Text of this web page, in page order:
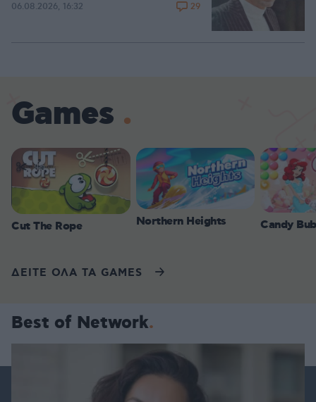
06.08.2026, 16:32 29
Games
Cut The Rope Northern Heights Candy
ΔΕΙΤΕ ΟΛΑ ΤΑ GAMES
Best of Network